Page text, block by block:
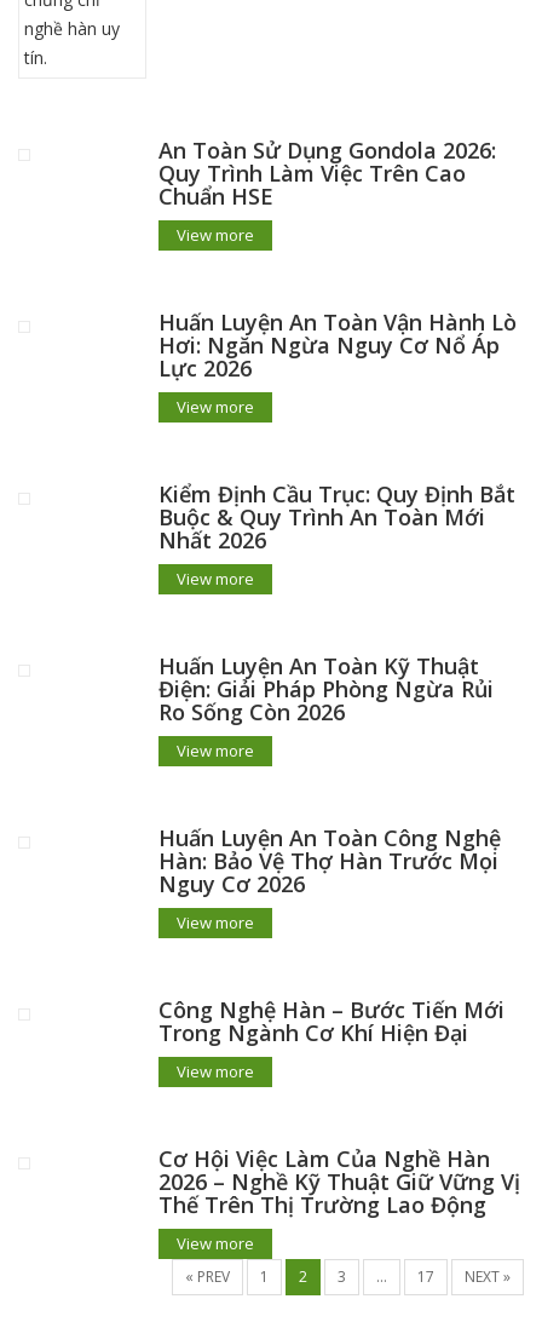
An Toàn Sử Dụng Gondola 2026:
Quy Trình Làm Việc Trên Cao
Chuẩn HSE
View more
Huấn Luyện An Toàn Vận Hành Lò
Hơi: Ngăn Ngừa Nguy Cơ Nổ Áp
Lực 2026
View more
Kiểm Định Cầu Trục: Quy Định Bắt
Buộc & Quy Trình An Toàn Mới
Nhất 2026
View more
Huấn Luyện An Toàn Kỹ Thuật
Điện: Giải Pháp Phòng Ngừa Rủi
Ro Sống Còn 2026
View more
Huấn Luyện An Toàn Công Nghệ
Hàn: Bảo Vệ Thợ Hàn Trước Mọi
Nguy Cơ 2026
View more
Công Nghệ Hàn – Bước Tiến Mới
Trong Ngành Cơ Khí Hiện Đại
View more
Cơ Hội Việc Làm Của Nghề Hàn
2026 – Nghề Kỹ Thuật Giữ Vững Vị
Thế Trên Thị Trường Lao Động
View more
« PREV 1 2 3 … 17 NEXT »